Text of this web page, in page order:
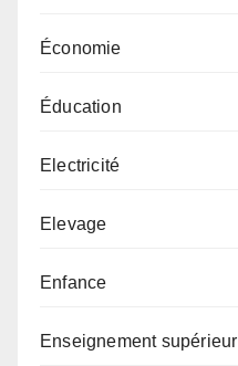
Économie
Éducation
Electricité
Elevage
Enfance
Enseignement supérieur